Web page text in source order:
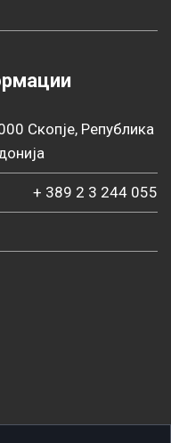
Скопје, Република
+ 389 2 3 244 055